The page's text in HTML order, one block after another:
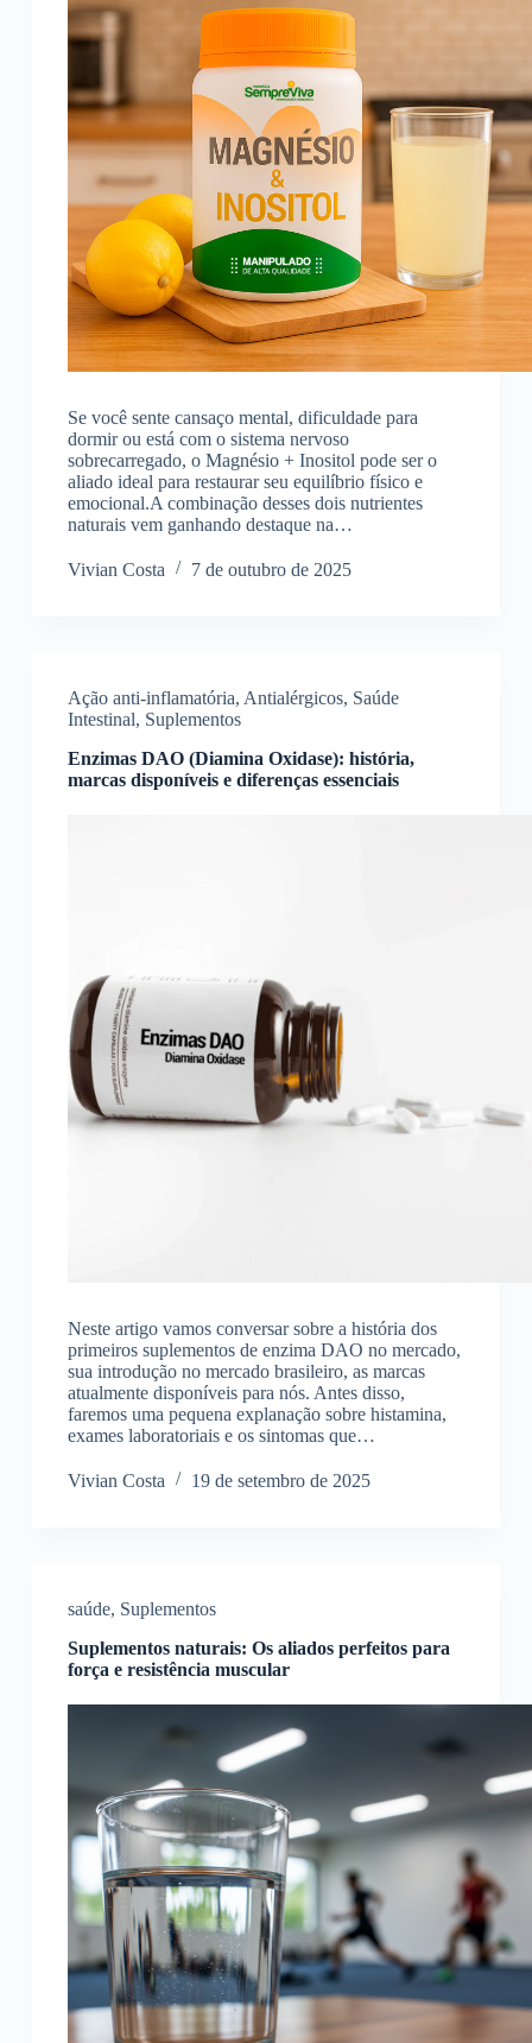
Se você sente cansaço mental, dificuldade para
dormir ou está com o sistema nervoso
sobrecarregado, o Magnésio + Inositol pode ser o
aliado ideal para restaurar seu equilíbrio físico e
emocional.A combinação desses dois nutrientes
naturais vem ganhando destaque na…
Vivian Costa 7 de outubro de 2025
Ação anti-inflamatória, Antialérgicos, Saúde
Intestinal, Suplementos
Enzimas DAO (Diamina Oxidase): história,
marcas disponíveis e diferenças essenciais
Neste artigo vamos conversar sobre a história dos
primeiros suplementos de enzima DAO no mercado,
sua introdução no mercado brasileiro, as marcas
atualmente disponíveis para nós. Antes disso,
faremos uma pequena explanação sobre histamina,
exames laboratoriais e os sintomas que…
Vivian Costa 19 de setembro de 2025
saúde, Suplementos
Suplementos naturais: Os aliados perfeitos para
força e resistência muscular